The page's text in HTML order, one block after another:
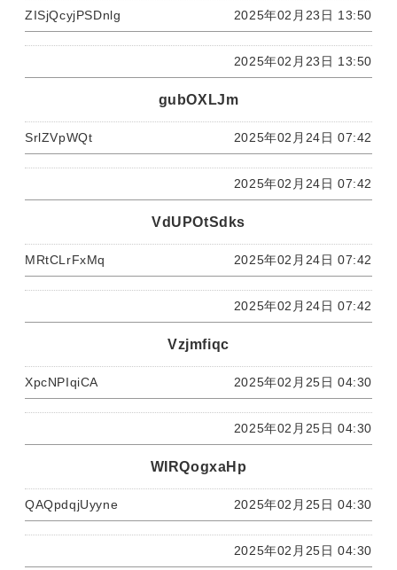
ZISjQcyjPSDnlg 2025年02月23日 13:50
2025年02月23日 13:50
gubOXLJm
SrlZVpWQt 2025年02月24日 07:42
2025年02月24日 07:42
VdUPOtSdks
MRtCLrFxMq 2025年02月24日 07:42
2025年02月24日 07:42
Vzjmfiqc
XpcNPIqiCA 2025年02月25日 04:30
2025年02月25日 04:30
WIRQogxaHp
QAQpdqjUyyne 2025年02月25日 04:30
2025年02月25日 04:30